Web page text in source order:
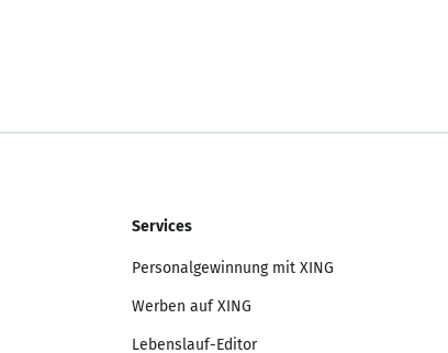
Services
Personalgewinnung mit XING
Werben auf XING
Lebenslauf-Editor